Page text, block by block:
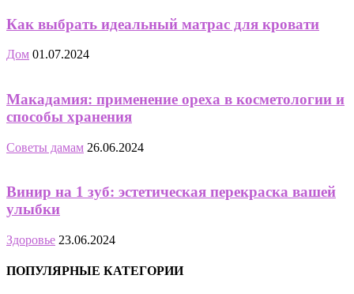
Как выбрать идеальный матрас для кровати
Дом 01.07.2024
Макадамия: применение ореха в косметологии и
способы хранения
Советы дамам 26.06.2024
Винир на 1 зуб: эстетическая перекраска вашей
улыбки
Здоровье 23.06.2024
ПОПУЛЯРНЫЕ КАТЕГОРИИ